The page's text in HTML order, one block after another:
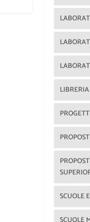
LIBRERIA
SCUOLE